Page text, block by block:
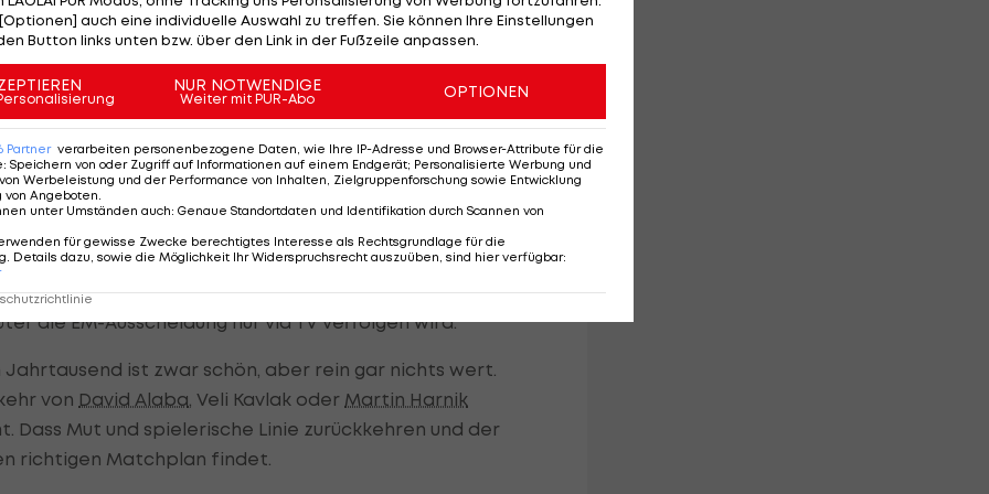
den Punkt funktionieren. Da sind dann auch
ausgerichtetes Spiel erlaubt und willkommen.
zu gewinnen.
24 Nationen ist quasi Pflicht, wobei dem einen oder
er bei der UEFA am liebsten den Antrag stellen
48 Nationen aufgestockt wird.
Marcel Sabitzer , Stefan Ilsanker oder auch
Valentino
Durchaus möglich, dass Routiniers wie
Janko (falls er keinen passenden Arbeitgeber
die EM-Ausscheidung nur via TV verfolgen wird.
ist zwar schön, aber rein gar nichts wert.
von David Alaba, Veli Kavlak oder Martin Harnik
Mut und spielerische Linie zurückkehren und der
richtigen Matchplan findet.
auch eine individuelle Auswahl zu treffen. Sie können Ihre Einstellungen
Button links unten bzw. über den Link in der Fußzeile anpassen.
NUR NOTWENDIGE
Weiter mit PUR-Abo OPTIONEN
Partner verarbeiten personenbezogene Daten, wie Ihre IP-Adresse und Browser-Attribute für die
: Speichern von oder Zugriff auf Informationen auf einem Endgerät; Personalisierte Werbung und
Werbeleistung und der Performance von Inhalten, Zielgruppenforschung sowie Entwicklung
von Angeboten.
unter Umständen auch: Genaue Standortdaten und Identifikation durch Scannen von
für gewisse Zwecke berechtigtes Interesse als Rechtsgrundlage für die
Details dazu, sowie die Möglichkeit Ihr Widerspruchsrecht auszuüben, sind hier verfügbar: